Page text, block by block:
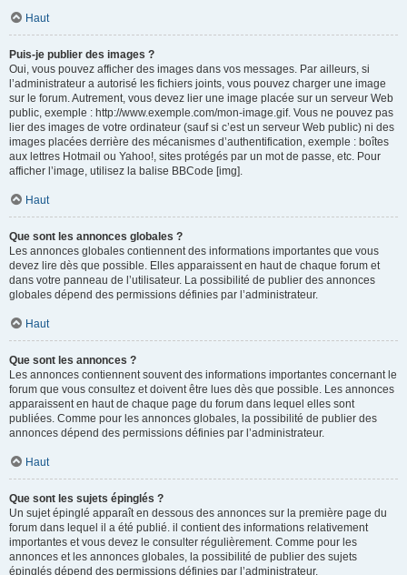
Haut
Puis-je publier des images ?
Oui, vous pouvez afficher des images dans vos messages. Par ailleurs, si
l’administrateur a autorisé les fichiers joints, vous pouvez charger une image
sur le forum. Autrement, vous devez lier une image placée sur un serveur Web
public, exemple : http://www.exemple.com/mon-image.gif. Vous ne pouvez pas
lier des images de votre ordinateur (sauf si c’est un serveur Web public) ni des
images placées derrière des mécanismes d’authentification, exemple : boîtes
aux lettres Hotmail ou Yahoo!, sites protégés par un mot de passe, etc. Pour
afficher l’image, utilisez la balise BBCode [img].
Haut
Que sont les annonces globales ?
Les annonces globales contiennent des informations importantes que vous
devez lire dès que possible. Elles apparaissent en haut de chaque forum et
dans votre panneau de l’utilisateur. La possibilité de publier des annonces
globales dépend des permissions définies par l’administrateur.
Haut
Que sont les annonces ?
Les annonces contiennent souvent des informations importantes concernant le
forum que vous consultez et doivent être lues dès que possible. Les annonces
apparaissent en haut de chaque page du forum dans lequel elles sont
publiées. Comme pour les annonces globales, la possibilité de publier des
annonces dépend des permissions définies par l’administrateur.
Haut
Que sont les sujets épinglés ?
Un sujet épinglé apparaît en dessous des annonces sur la première page du
forum dans lequel il a été publié. il contient des informations relativement
importantes et vous devez le consulter régulièrement. Comme pour les
annonces et les annonces globales, la possibilité de publier des sujets
épinglés dépend des permissions définies par l’administrateur.